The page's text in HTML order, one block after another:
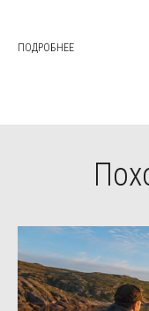
ПОДРОБНЕЕ